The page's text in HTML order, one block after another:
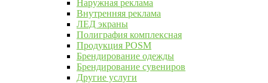
Наружная реклама
Внутренняя реклама
ЛЕД экраны
Полиграфия комплексная
Продукция POSM
Брендирование одежды
Брендирование сувениров
Другие услуги